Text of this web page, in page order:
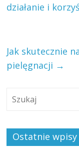
działanie i
Jak skutecznie
pielęgnacji →
Ostatnie wpisy